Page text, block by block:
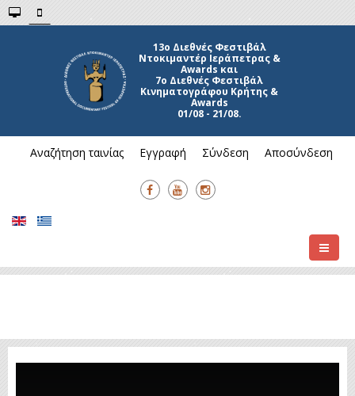
13ο Διεθνές Φεστιβάλ
Ντοκιμαντέρ Ιεράπετρας &
Awards και
7ο Διεθνές Φεστιβάλ
Κινηματογράφου Κρήτης &
Awards
01/08 - 21/08.
Αναζήτηση ταινίας Εγγραφή Σύνδεση Αποσύνδεση